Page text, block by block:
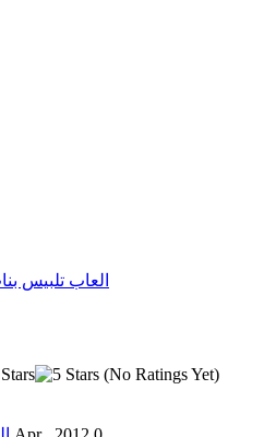
العاب تلبيس
(No Ratings Yet)